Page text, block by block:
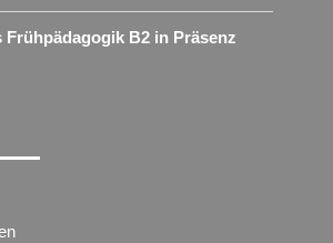
B2 in Präsenz